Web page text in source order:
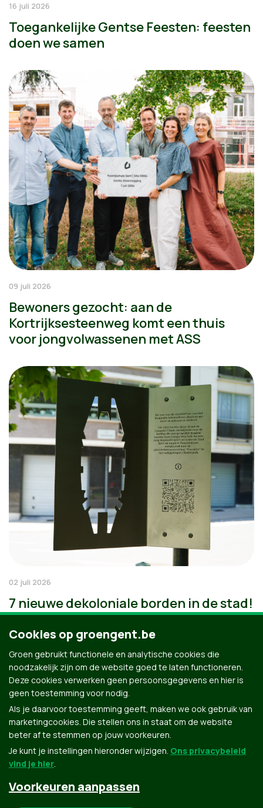
16 juli 2026
Toegankelijke Gentse Feesten: feesten
doen we samen
09 juli 2026
Bewoners gezocht: aan de
Kortrijksesteenweg komt een thuis
voor jongvolwassenen met ASS
02 juli 2026
7 nieuwe dekoloniale borden in de stad!
Groen.be
Cookies op groengent.be
Groen gebruikt functionele en analytische cookies die
noodzakelijk zijn om de website goed te laten functioneren.
Deze cookies verwerken geen persoonsgegevens en hier is
geen toestemming voor nodig.
Als je daarvoor toestemming geeft, maken we ook gebruik van
marketingcookies. Die stellen ons in staat om de website
beter af te stemmen op jouw voorkeuren.
Je kunt je instellingen hieronder wijzigen. Ons privacybeleid
vind je hier.
Voorkeuren aanpassen